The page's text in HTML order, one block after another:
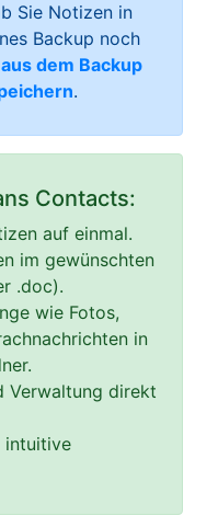
Sie Notizen in
Backup noch
aus dem Backup
.
Contacts:
auf einmal.
im gewünschten
.doc).
wie Fotos,
in
Verwaltung direkt
intuitive